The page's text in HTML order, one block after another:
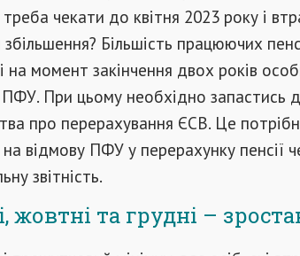
треба чекати до квітня 2023 року і
Більшість працюючих
на момент закінчення двох років
При цьому необхідно запастись
про перерахування ЄСВ. Це
відмову ПФУ у перерахунку пенсії
звітність.
жовтні та грудні –